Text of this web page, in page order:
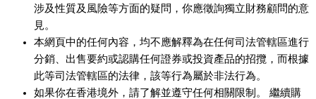
涉及性質及風險等方面的疑問，你應徵詢獨立財務顧問的意
見。
本網頁中的任何內容，均不應解釋為在任何司法管轄區進行
分銷、出售要約或認購任何證券或投資產品的招攬，而根據
此等司法管轄區的法律，該等行為屬於非法行為。
如果你在香港境外，請了解並遵守任何相關限制。 繼續購